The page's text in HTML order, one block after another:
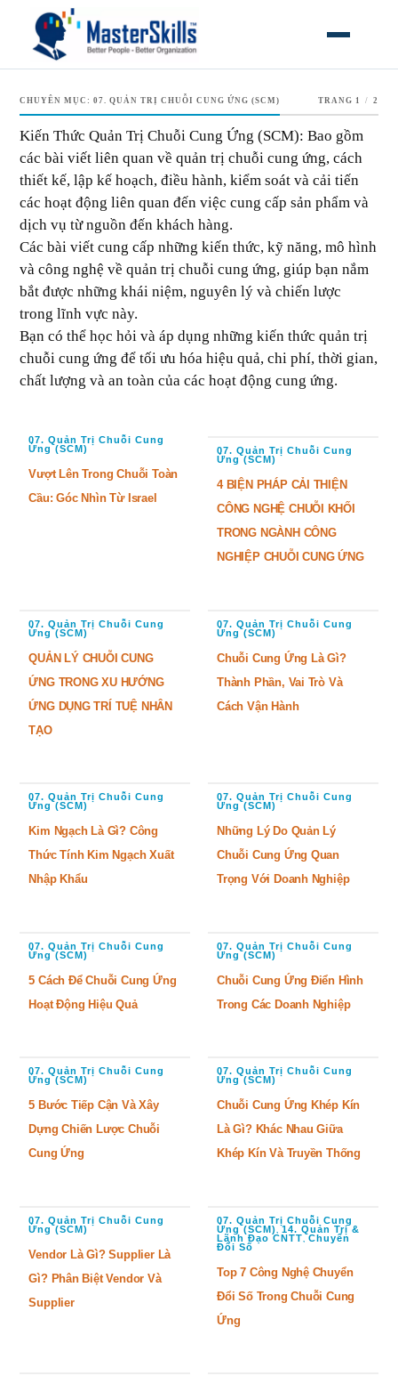
MỞ MENU
CHUYÊN MỤC:07. QUẢN TRỊ CHUỖI CUNG ỨNG (SCM) TRANG 1 / 2
Kiến Thức Quản Trị Chuỗi Cung Ứng (SCM): Bao gồm
các bài viết liên quan về quản trị chuỗi cung ứng, cách
thiết kế, lập kế hoạch, điều hành, kiểm soát và cải tiến
các hoạt động liên quan đến việc cung cấp sản phẩm và
dịch vụ từ nguồn đến khách hàng.
Các bài viết cung cấp những kiến thức, kỹ năng, mô hình
và công nghệ về quản trị chuỗi cung ứng, giúp bạn nắm
bắt được những khái niệm, nguyên lý và chiến lược
trong lĩnh vực này.
Bạn có thể học hỏi và áp dụng những kiến thức quản trị
chuỗi cung ứng để tối ưu hóa hiệu quả, chi phí, thời gian,
chất lượng và an toàn của các hoạt động cung ứng.
07. Quản Trị Chuỗi Cung
Ứng (SCM)
Vượt Lên Trong Chuỗi Toàn
Cầu: Góc Nhìn Từ Israel
07. Quản Trị Chuỗi Cung
Ứng (SCM)
4 BIỆN PHÁP CẢI THIỆN
CÔNG NGHỆ CHUỖI KHỐI
TRONG NGÀNH CÔNG
NGHIỆP CHUỖI CUNG ỨNG
07. Quản Trị Chuỗi Cung
Ứng (SCM)
QUẢN LÝ CHUỖI CUNG
ỨNG TRONG XU HƯỚNG
ỨNG DỤNG TRÍ TUỆ NHÂN
TẠO
07. Quản Trị Chuỗi Cung
Ứng (SCM)
Chuỗi Cung Ứng Là Gì?
Thành Phần, Vai Trò Và
Cách Vận Hành
07. Quản Trị Chuỗi Cung
Ứng (SCM)
Kim Ngạch Là Gì? Công
Thức Tính Kim Ngạch Xuất
Nhập Khẩu
07. Quản Trị Chuỗi Cung
Ứng (SCM)
Những Lý Do Quản Lý
Chuỗi Cung Ứng Quan
Trọng Với Doanh Nghiệp
07. Quản Trị Chuỗi Cung
Ứng (SCM)
5 Cách Để Chuỗi Cung Ứng
Hoạt Động Hiệu Quả
07. Quản Trị Chuỗi Cung
Ứng (SCM)
Chuỗi Cung Ứng Điển Hình
Trong Các Doanh Nghiệp
07. Quản Trị Chuỗi Cung
Ứng (SCM)
5 Bước Tiếp Cận Và Xây
Dựng Chiến Lược Chuỗi
Cung Ứng
07. Quản Trị Chuỗi Cung
Ứng (SCM)
Chuỗi Cung Ứng Khép Kín
Là Gì? Khác Nhau Giữa
Khép Kín Và Truyền Thống
07. Quản Trị Chuỗi Cung
Ứng (SCM)
Vendor Là Gì? Supplier Là
Gì? Phân Biệt Vendor Và
Supplier
07. Quản Trị Chuỗi Cung
Ứng (SCM) ,14. Quản Trị &
Lãnh Đạo CNTT,Chuyển
Đổi Số
Top 7 Công Nghệ Chuyển
Đổi Số Trong Chuỗi Cung
Ứng